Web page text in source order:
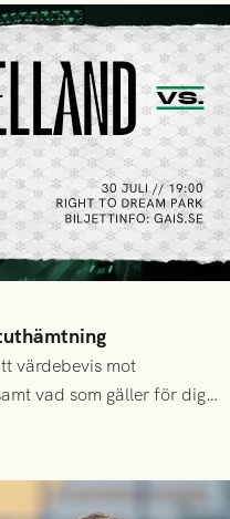
värdebevis mot
vad som gäller för dig